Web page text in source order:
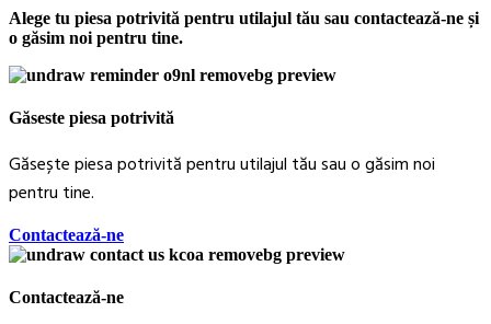
Alege tu piesa potrivită pentru utilajul tău sau contactează-ne și
o găsim noi pentru tine.
Găseste piesa potrivită
Găsește piesa potrivită pentru utilajul tău sau o găsim noi
pentru tine.
Contactează-ne
Contactează-ne